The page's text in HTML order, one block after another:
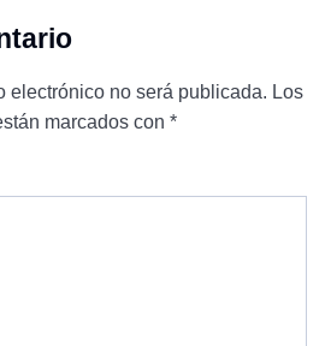
electrónico no será publicada. Los
marcados con *